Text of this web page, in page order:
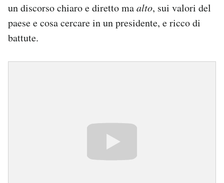
un discorso chiaro e diretto maalto, sui valori del
paese e cosa cercare in un presidente, e ricco di
battute.